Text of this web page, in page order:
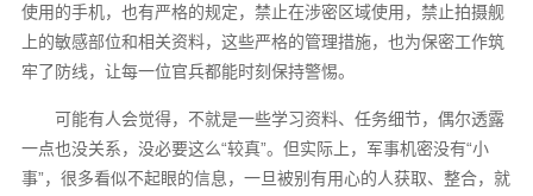
使用的手机，也有严格的规定，禁止在涉密区域使用，禁止拍摄舰
上的敏感部位和相关资料，这些严格的管理措施，也为保密工作筑
牢了防线，让每一位官兵都能时刻保持警惕。
可能有人会觉得，不就是一些学习资料、任务细节，偶尔透露
一点也没关系，没必要这么“较真”。但实际上，军事机密没有“小
事”，很多看似不起眼的信息，一旦被别有用心的人获取、整合，就